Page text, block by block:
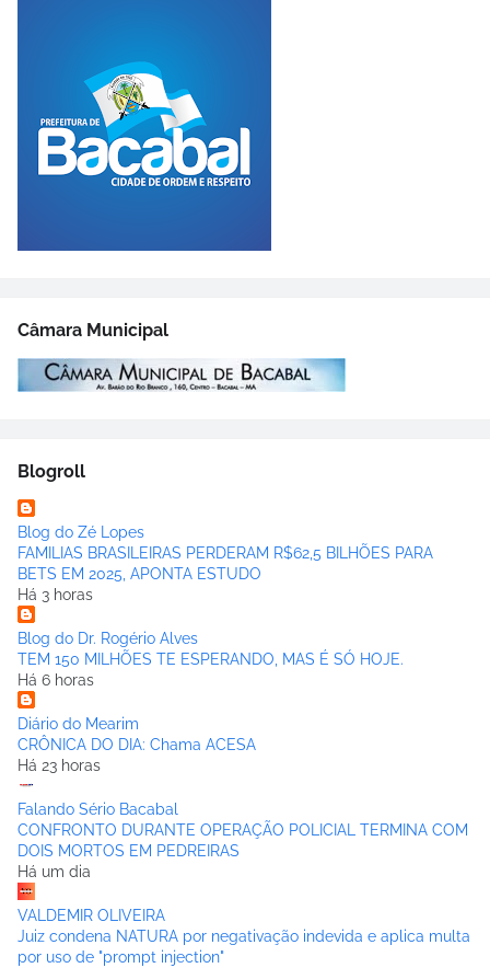
Câmara Municipal
Blogroll
Blog do Zé Lopes
FAMILIAS BRASILEIRAS PERDERAM R$62,5 BILHÕES PARA
BETS EM 2025, APONTA ESTUDO
Há 3 horas
Blog do Dr. Rogério Alves
TEM 150 MILHÕES TE ESPERANDO, MAS É SÓ HOJE.
Há 6 horas
Diário do Mearim
CRÔNICA DO DIA: Chama ACESA
Há 23 horas
Falando Sério Bacabal
CONFRONTO DURANTE OPERAÇÃO POLICIAL TERMINA COM
DOIS MORTOS EM PEDREIRAS
Há um dia
VALDEMIR OLIVEIRA
Juiz condena NATURA por negativação indevida e aplica multa
por uso de "prompt injection"